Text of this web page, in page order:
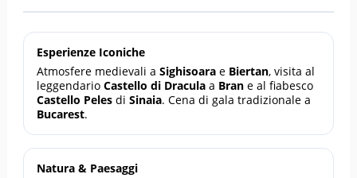
Esperienze Iconiche
Atmosfere medievali aSighisoara e Biertan, visita al
leggendarioCastello di Dracula a Bran e al fiabesco
Castello Peles diSinaia. Cena di gala tradizionale a
Bucarest.
Natura & Paesaggi